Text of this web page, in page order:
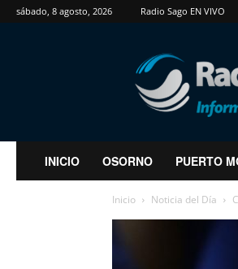
sábado, 8 agosto, 2026 Radio Sago EN VIVO
RadioSago
INICIO OSORNO PUERTO
Inicio Noticia del Día